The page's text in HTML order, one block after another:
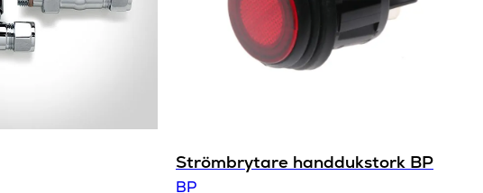
Strömbrytare handdukstork BP
BP